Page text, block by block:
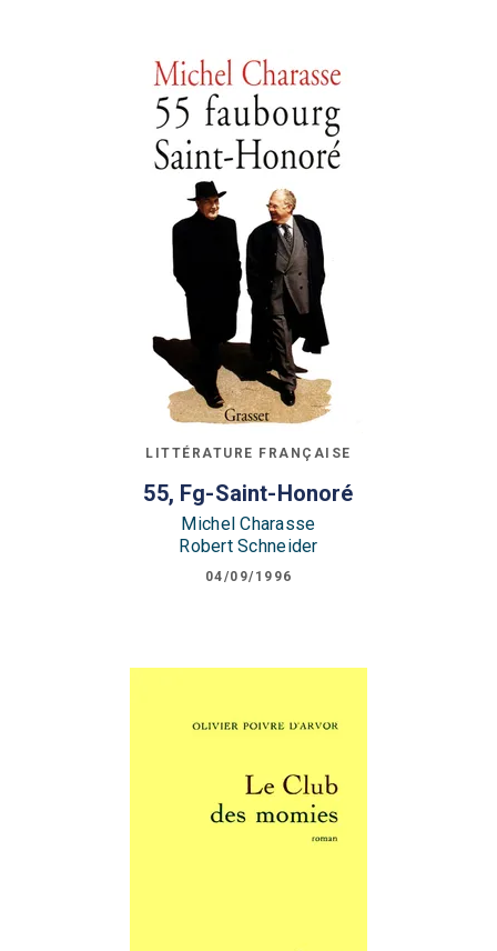
LITTÉRATURE FRANÇAISE
55, Fg-Saint-Honoré
Michel Charasse
Robert Schneider
04/09/1996